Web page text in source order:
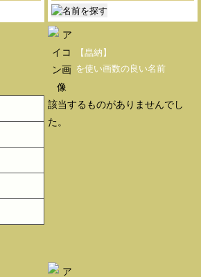
【皛納】
を使い画数の良い名前
該当するものがありませんでし
た。